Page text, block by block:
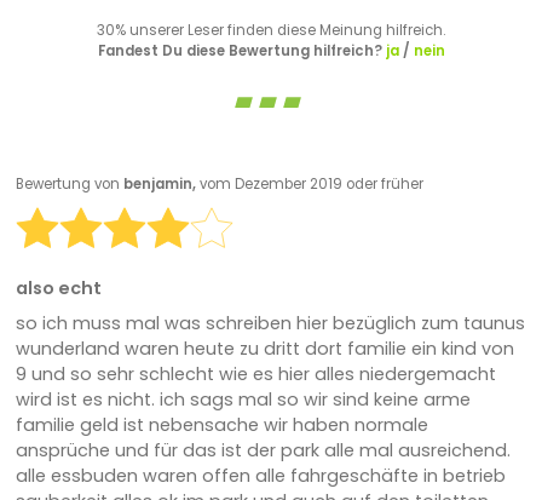
30% unserer Leser finden diese Meinung hilfreich.
Fandest Du diese Bewertung hilfreich? ja/ nein
Bewertung von benjamin,vom Dezember 2019 oder früher
also echt
so ich muss mal was schreiben hier bezüglich zum taunus
wunderland waren heute zu dritt dort familie ein kind von
9 und so sehr schlecht wie es hier alles niedergemacht
wird ist es nicht. ich sags mal so wir sind keine arme
familie geld ist nebensache wir haben normale
ansprüche und für das ist der park alle mal ausreichend.
alle essbuden waren offen alle fahrgeschäfte in betrieb